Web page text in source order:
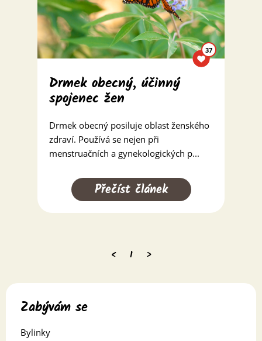
37
Drmek obecný, účinný
spojenec žen
Drmek obecný posiluje oblast ženského
zdraví. Používá se nejen při
menstruačních a gynekologických p...
Přečíst článek
< 1 >
Zabývám se
Bylinky